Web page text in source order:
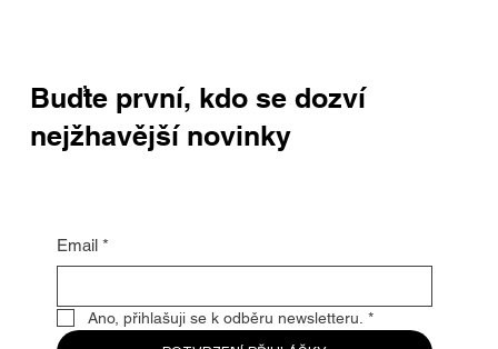
Buďte první, kdo se dozví
nejžhavější novinky
Email *
Ano, přihlašuji se k odběru newsletteru. *